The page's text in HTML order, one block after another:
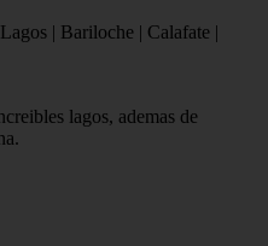
| Bariloche | Calafate |
lagos, ademas de